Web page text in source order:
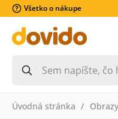
Všetko o nákupe
Úvodná stránka Obrazy